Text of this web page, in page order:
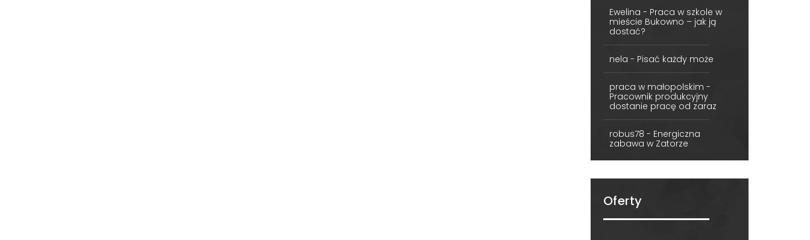
Ewelina - Praca w szkole w
mieście Bukowno – jak ją
dostać?
nela - Pisać każdy może
praca w małopolskim -
Pracownik produkcyjny
dostanie pracę od zaraz
robus78 - Energiczna
zabawa w Zatorze
Oferty